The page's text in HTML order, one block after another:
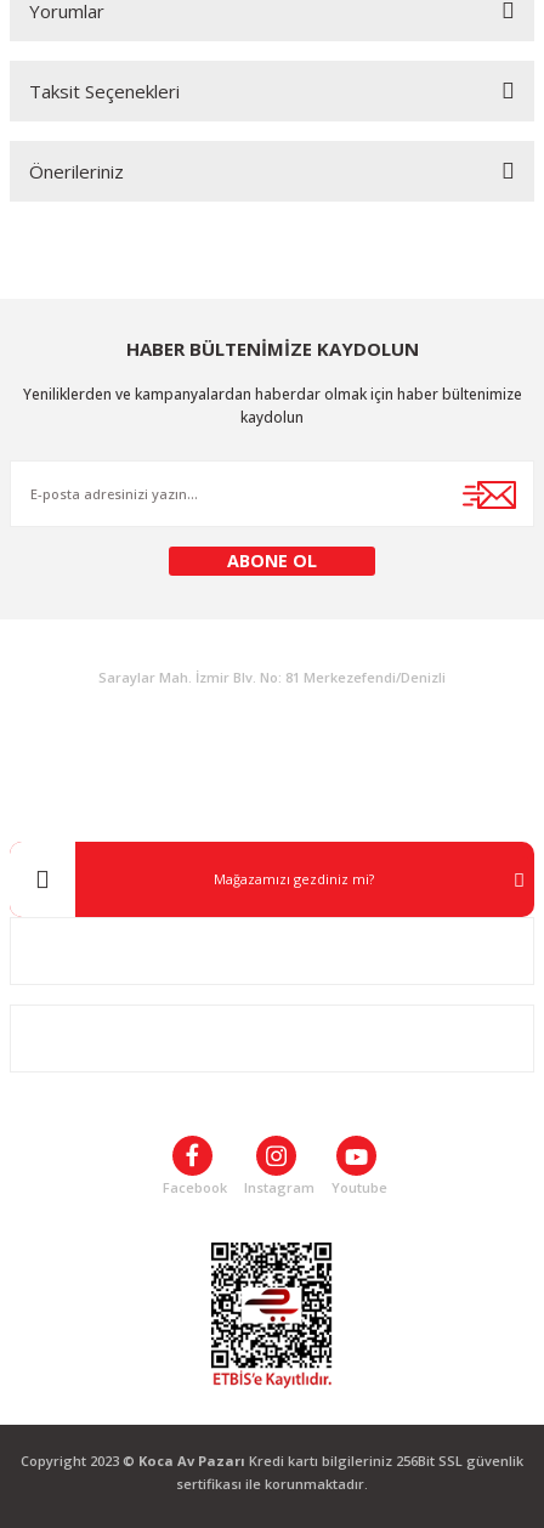
Yorumlar
Taksit Seçenekleri
Önerileriniz
Ürün açıklamasında eksik bilgiler bulunuyor.
Gönder
HABER BÜLTENİMİZE KAYDOLUN
Yeniliklerden ve kampanyalardan haberdar olmak için haber bültenimize
kaydolun
ABONE OL
Saraylar Mah. İzmir Blv. No: 81 Merkezefendi/Denizli
Mağazamızı gezdiniz mi?
Facebook Instagram Youtube
Copyright 2023 © Koca Av Pazarı Kredi kartı bilgileriniz 256Bit SSL güvenlik
sertifikası ile korunmaktadır.